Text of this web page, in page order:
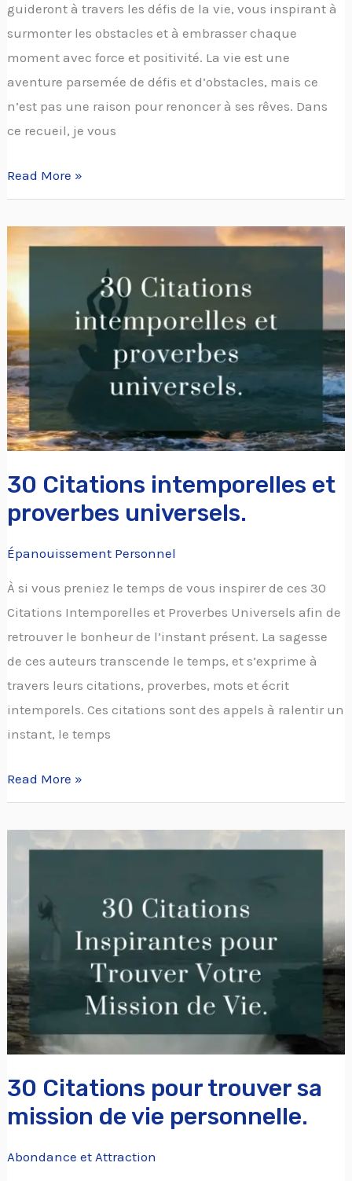
guideront à travers les défis de la vie, vous inspirant à
surmonter les obstacles et à embrasser chaque
moment avec force et positivité. La vie est une
aventure parsemée de défis et d’obstacles, mais ce
n’est pas une raison pour renoncer à ses rêves. Dans
ce recueil, je vous
Read More »
30 Citations intemporelles et
proverbes universels.
Épanouissement Personnel
À si vous preniez le temps de vous inspirer de ces 30
Citations Intemporelles et Proverbes Universels afin de
retrouver le bonheur de l’instant présent. La sagesse
de ces auteurs transcende le temps, et s’exprime à
travers leurs citations, proverbes, mots et écrit
intemporels. Ces citations sont des appels à ralentir un
instant, le temps
30
Citations
et
proverbes
universels.
Read More »
30 Citations pour trouver sa
mission de vie personnelle.
Abondance et Attraction
trouver
sa
mission
de
vie
personnelle.